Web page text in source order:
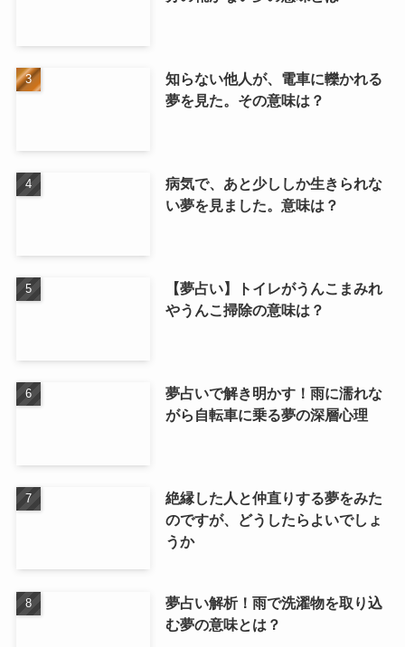
知らない他人が、電車に轢かれる
夢を見た。その意味は？
病気で、あと少ししか生きられな
い夢を見ました。意味は？
【夢占い】トイレがうんこまみれ
やうんこ掃除の意味は？
夢占いで解き明かす！雨に濡れな
がら自転車に乗る夢の深層心理
絶縁した人と仲直りする夢をみた
のですが、どうしたらよいでしょ
うか
夢占い解析！雨で洗濯物を取り込
む夢の意味とは？